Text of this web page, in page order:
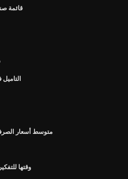
قائمة
متوسط ​​أسعار الصرف
وقتها